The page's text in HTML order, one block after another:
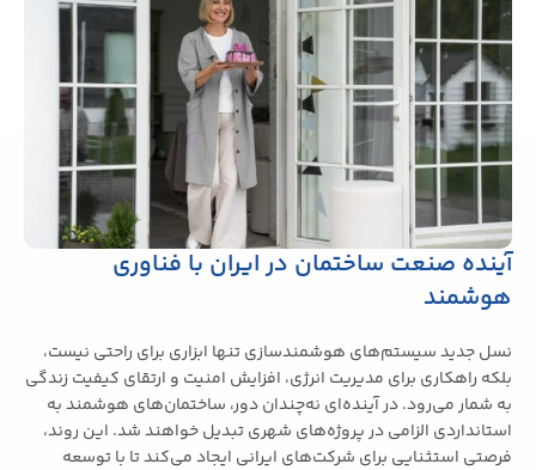
آینده صنعت ساختمان در ایران با فناوری
هوشمند
نسل جدید سیستم‌های هوشمندسازی تنها ابزاری برای راحتی نیست،
بلکه راهکاری برای مدیریت انرژی، افزایش امنیت و ارتقای کیفیت زندگی
به شمار می‌رود. در آینده‌ای نه‌چندان دور، ساختمان‌های هوشمند به
استانداردی الزامی در پروژه‌های شهری تبدیل خواهند شد. این روند،
فرصتی استثنایی برای شرکت‌های ایرانی ایجاد می‌کند تا با توسعه